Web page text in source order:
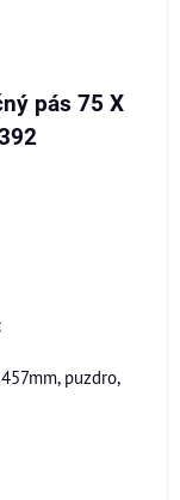
pás 75 X
puzdro,